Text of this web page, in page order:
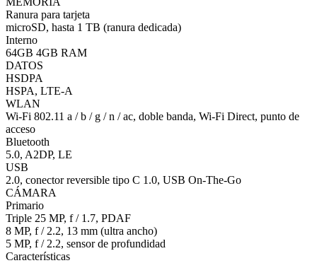
Ranura para tarjeta
microSD, hasta 1 TB (ranura dedicada)
Interno
64GB 4GB RAM
DATOS
HSDPA
HSPA, LTE-A
WLAN
Wi-Fi 802.11 a / b / g / n / ac, doble banda, Wi-Fi Direct, punto de
acceso
Bluetooth
5.0, A2DP, LE
USB
2.0, conector reversible tipo C 1.0, USB On-The-Go
CÁMARA
Primario
Triple 25 MP, f / 1.7, PDAF
8 MP, f / 2.2, 13 mm (ultra ancho)
5 MP, f / 2.2, sensor de profundidad
Características